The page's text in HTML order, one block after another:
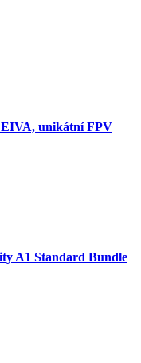
unikátní FPV
A1 Standard Bundle